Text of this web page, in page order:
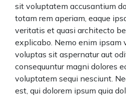
sit voluptatem accusantium
totam rem aperiam, eaque
veritatis et quasi architecto
explicabo. Nemo enim ipsam
voluptas sit aspernatur aut
consequuntur magni dolores
voluptatem sequi nesciunt.
est, qui dolorem ipsum quia